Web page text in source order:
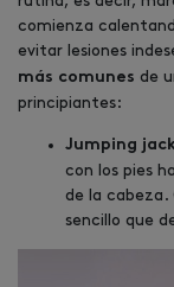
comienza
evitar lesiones
más comunes de
principiantes:
Jumping
con los pies
de la cabeza.
sencillo que